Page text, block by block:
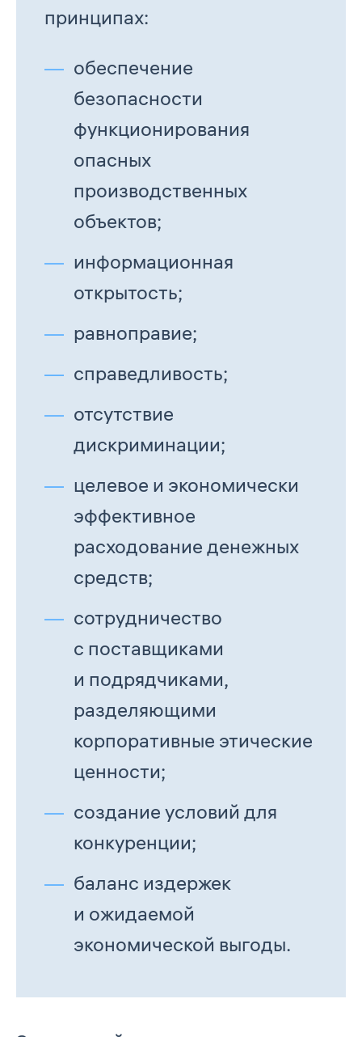
принципах:
обеспечение
безопасности
функционирования
опасных
производственных
объектов;
информационная
открытость;
равноправие;
справедливость;
отсутствие
дискриминации;
целевое и экономически
эффективное
расходование денежных
средств;
сотрудничество
с поставщиками
и подрядчиками,
разделяющими
корпоративные этические
ценности;
создание условий для
конкуренции;
баланс издержек
и ожидаемой
экономической выгоды.